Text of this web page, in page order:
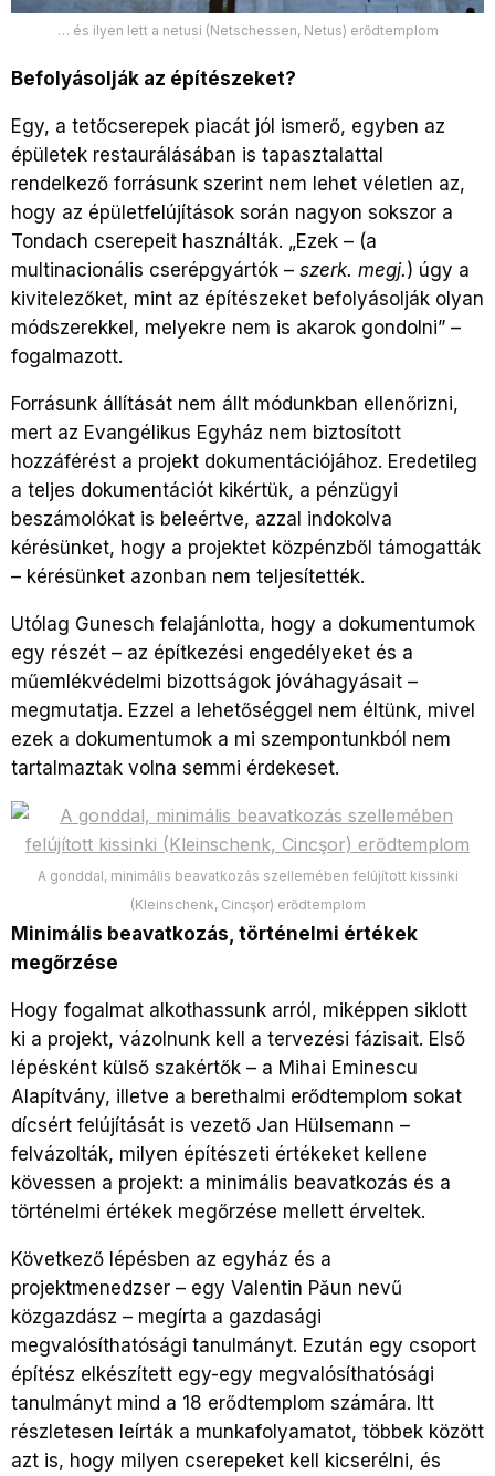
… és ilyen lett a netusi (Netschessen, Netus) erődtemplom
Befolyásolják az építészeket?
Egy, a tetőcserepek piacát jól ismerő, egyben az
épületek restaurálásában is tapasztalattal
rendelkező forrásunk szerint nem lehet véletlen az,
hogy az épületfelújítások során nagyon sokszor a
Tondach cserepeit használták. „Ezek – (a
multinacionális cserépgyártók – szerk. megj.) úgy a
kivitelezőket, mint az építészeket befolyásolják olyan
módszerekkel, melyekre nem is akarok gondolni” –
fogalmazott.
Forrásunk állítását nem állt módunkban ellenőrizni,
mert az Evangélikus Egyház nem biztosított
hozzáférést a projekt dokumentációjához. Eredetileg
a teljes dokumentációt kikértük, a pénzügyi
beszámolókat is beleértve, azzal indokolva
kérésünket, hogy a projektet közpénzből támogatták
– kérésünket azonban nem teljesítették.
Utólag Gunesch felajánlotta, hogy a dokumentumok
egy részét – az építkezési engedélyeket és a
műemlékvédelmi bizottságok jóváhagyásait –
megmutatja. Ezzel a lehetőséggel nem éltünk, mivel
ezek a dokumentumok a mi szempontunkból nem
tartalmaztak volna semmi érdekeset.
A gonddal, minimális beavatkozás szellemében felújított kissinki
(Kleinschenk, Cincşor) erődtemplom
Minimális beavatkozás, történelmi értékek
megőrzése
Hogy fogalmat alkothassunk arról, miképpen siklott
ki a projekt, vázolnunk kell a tervezési fázisait. Első
lépésként külső szakértők – a Mihai Eminescu
Alapítvány, illetve a berethalmi erődtemplom sokat
dícsért felújítását is vezető Jan Hülsemann –
felvázolták, milyen építészeti értékeket kellene
kövessen a projekt: a minimális beavatkozás és a
történelmi értékek megőrzése mellett érveltek.
Következő lépésben az egyház és a
projektmenedzser – egy Valentin Păun nevű
közgazdász – megírta a gazdasági
megvalósíthatósági tanulmányt. Ezután egy csoport
építész elkészített egy-egy megvalósíthatósági
tanulmányt mind a 18 erődtemplom számára. Itt
részletesen leírták a munkafolyamatot, többek között
azt is, hogy milyen cserepeket kell kicserélni, és